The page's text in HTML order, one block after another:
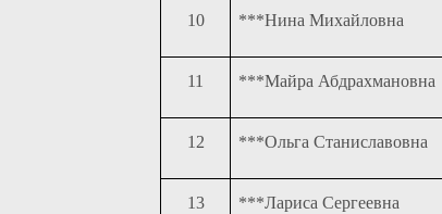
10 ***Нина Михайловна
11 ***Майра Абдрахмановна
12 ***Ольга Станиславовна
13 ***Лариса Сергеевна